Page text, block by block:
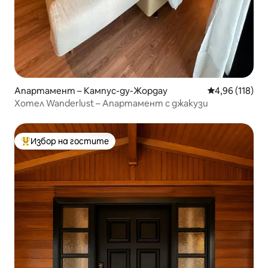
Апартамент – Кампус-ду-Жордау Средна
4,96 (118)
Хотел Wanderlust – Апартамент с джакузи
Най-популярен избор на гостите
Избор на гостите